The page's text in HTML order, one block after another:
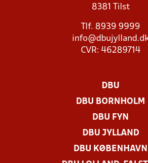
8381 Tilst
Tlf. 8939 9999
CVR: 46289714
DBU
DBU BORNHOLM
DBU FYN
DBU JYLLAND
DBU KØBENHAVN